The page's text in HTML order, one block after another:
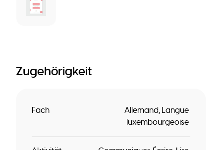
Zugehörigkeit
Fach Allemand Langue
luxembourgeoise